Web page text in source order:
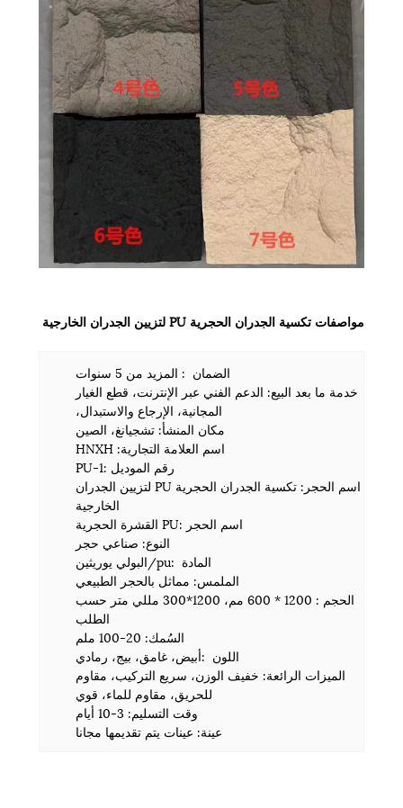
مواصفات تكسية الجدران الحجرية PU لتزيين الجدران الخارجية
الضمان : المزيد من 5 سنوات
خدمة ما بعد البيع: الدعم الفني عبر الإنترنت، قطع الغيار
المجانية، الإرجاع والاستبدال،
مكان المنشأ: تشجيانغ، الصين
اسم العلامة التجارية: HNXH
رقم الموديل :PU-1
اسم الحجر: تكسية الجدران الحجرية PU لتزيين الجدران
الخارجية
اسم الحجر :PU القشرة الحجرية
النوع: صناعي حجر
المادة :pu/البولي يوريثين
الملمس: مماثل بالحجر الطبيعي
الحجم : 1200 * 600 مم، 1200*300 مللي متر حسب
الطلب
السُمك: 20-100 ملم
اللون :أبيض، غامق، بيج، رمادي
الميزات الرائعة: خفيف الوزن، سريع التركيب، مقاوم
للحريق، مقاوم للماء، قوي
وقت التسليم: 3-10 أيام
عينة: عينات يتم تقديمها مجانا